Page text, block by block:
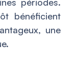
bénéficient
une